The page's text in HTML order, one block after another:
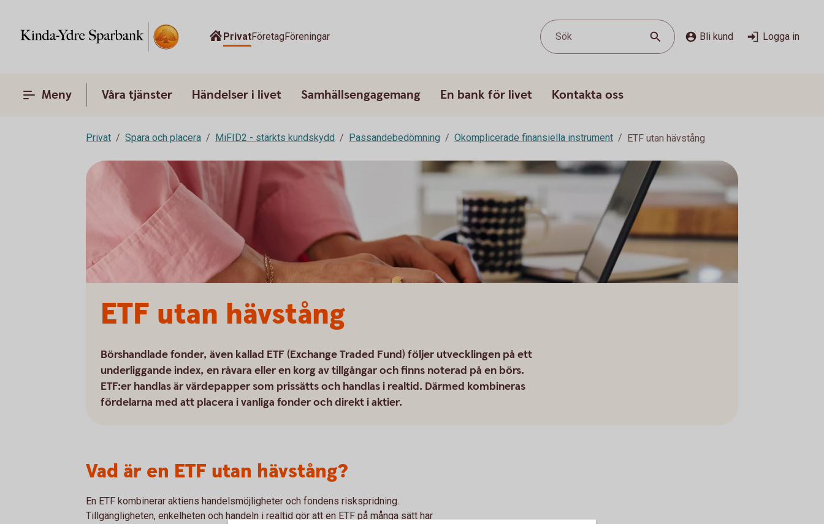
PrivatFöretagFöreningar Sök Bli kund Logga in
Meny Våra tjänster Händelser i livet Samhällsengagemang En bank för livet Kontakta oss
Privat Spara och placera MiFID2 - stärkts kundskydd Passandebedömning Okomplicerade finansiella instrument ETF utan hävstång
ETF utan hävstång
Börshandlade fonder, även kallad ETF (Exchange Traded Fund) följer utvecklingen på ett
underliggande index, en råvara eller en korg av tillgångar och finns noterad på en börs.
ETF:er handlas är värdepapper som prissätts och handlas i realtid. Därmed kombineras
fördelarna med att placera i vanliga fonder och direkt i aktier.
Vad är en ETF utan hävstång?
En ETF kombinerar aktiens handelsmöjligheter och fondens riskspridning.
Tillgängligheten, enkelheten och handeln i realtid gör att en ETF på många sätt har